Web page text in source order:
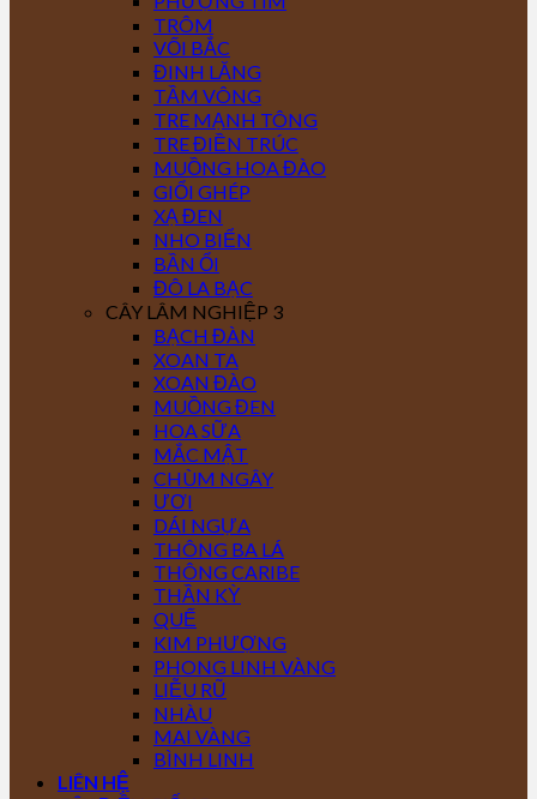
TRÔM
VỐI BẮC
ĐINH LĂNG
TẦM VÔNG
TRE MẠNH TÔNG
TRE ĐIỀN TRÚC
MUỒNG HOA ĐÀO
GIỔI GHÉP
XẠ ĐEN
NHO BIỂN
BẦN ỔI
ĐÔ LA BẠC
CÂY LÂM NGHIỆP 3
BẠCH ĐÀN
XOAN TA
XOAN ĐÀO
MUỒNG ĐEN
HOA SỮA
MẮC MẬT
CHÙM NGÂY
ƯƠI
DÁI NGỰA
THÔNG BA LÁ
THÔNG CARIBE
THẦN KỲ
QUẾ
KIM PHƯỢNG
PHONG LINH VÀNG
LIỄU RŨ
NHÀU
MAI VÀNG
BÌNH LINH
LIÊN HỆ